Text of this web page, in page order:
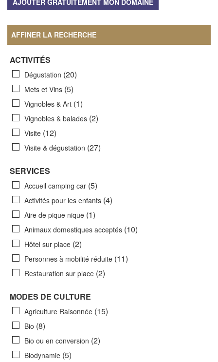
AFFINER LA RECHERCHE
ACTIVITÉS
Dégustation (20)
Mets et Vins (5)
Vignobles & Art (1)
Vignobles & balades (2)
Visite (12)
Visite & dégustation (27)
SERVICES
Accueil camping car (5)
Activités pour les enfants (4)
Aire de pique nique (1)
Animaux domestiques acceptés (10)
Hôtel sur place (2)
Personnes à mobilité réduite (11)
Restauration sur place (2)
MODES DE CULTURE
Agriculture Raisonnée (15)
Bio (8)
Bio ou en conversion (2)
Biodynamie (5)